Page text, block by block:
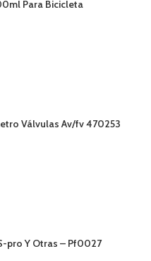
Para Bicicleta
Válvulas Av/fv 470253
pro Y Otras – Pf0027